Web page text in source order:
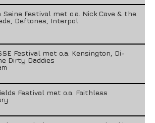
Seine Festival met o.a. Nick Cave & the
Deftones, Interpol
Festival met o.a. Kensington, Di-
Dirty Daddies
Festival met o.a. Faithless